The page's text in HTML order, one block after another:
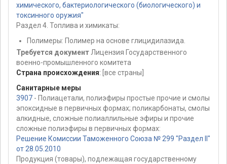
химического, бактериологического (биологического) и
токсинного оружия"
Раздел 4. Топлива и химикаты:
Полимеры: Полимер на основе глицидилазида.
Требуется документ Лицензия Государственного
военно-промышленного комитета
Страна происхождения: [все страны]
Санитарные меры
3907 - Полиацетали, полиэфиры простые прочие и смолы
эпоксидные в первичных формах; поликарбонаты, смолы
алкидные, сложные полиаллильные эфиры и прочие
сложные полиэфиры в первичных формах:
Решение Комиссии Таможенного Союза № 299 "Раздел II"
от 28.05.2010
Продукция (товары), подлежащая государственному